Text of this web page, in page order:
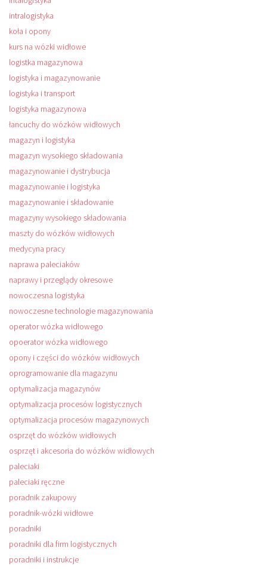
intralogistyka
koła i opony
kurs na wózki widłowe
logistka magazynowa
logistyka i magazynowanie
logistyka i transport
logistyka magazynowa
łancuchy do wózków widłowych
magazyn i logistyka
magazyn wysokiego składowania
magazynowanie i dystrybucja
magazynowanie i logistyka
magazynowanie i składowanie
magazyny wysokiego składowania
maszty do wózków widłowych
medycyna pracy
naprawa paleciaków
naprawy i przeglądy okresowe
nowoczesna logistyka
nowoczesne technologie magazynowania
operator wózka widłowego
opoerator wózka widłowego
opony i części do wózków widłowych
oprogramowanie dla magazynu
optymalizacja magazynów
optymalizacja procesów logistycznych
optymalizacja procesów magazynowych
osprzęt do wózków widłowych
osprzęt i akcesoria do wózków widłowych
paleciaki
paleciaki ręczne
poradnik zakupowy
poradnik-wózki widłowe
poradniki
poradniki dla firm logistycznych
poradniki i instrukcje